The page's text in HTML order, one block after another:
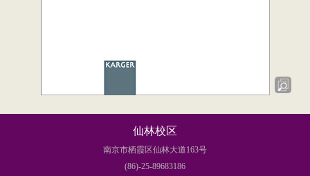
仙林校区
南京市栖霞区仙林大道163号
(86)-25-89683186